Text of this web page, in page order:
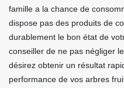
famille a la chance de
dispose pas des produits de
durablement le bon état de
conseiller de ne pas négliger
désirez obtenir un résultat
performance de vos arbres